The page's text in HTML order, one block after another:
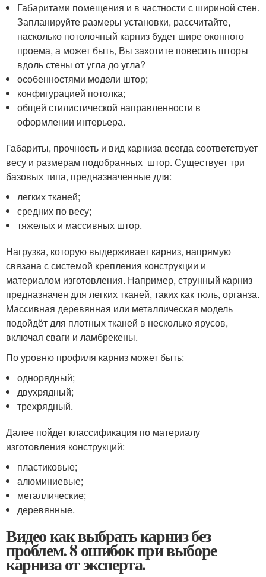
Габаритами помещения и в частности с шириной стен.
Запланируйте размеры установки, рассчитайте,
насколько потолочный карниз будет шире оконного
проема, а может быть, Вы захотите повесить шторы
вдоль стены от угла до угла?
особенностями модели штор;
конфигурацией потолка;
общей стилистической направленности в
оформлении интерьера.
Габариты, прочность и вид карниза всегда соответствует
весу и размерам подобранных штор. Существует три
базовых типа, предназначенные для:
легких тканей;
средних по весу;
тяжелых и массивных штор.
Нагрузка, которую выдерживает карниз, напрямую
связана с системой крепления конструкции и
материалом изготовления. Например, струнный карниз
предназначен для легких тканей, таких как тюль, органза.
Массивная деревянная или металлическая модель
подойдёт для плотных тканей в несколько ярусов,
включая сваги и ламбрекены.
По уровню профиля карниз может быть:
однорядный;
двухрядный;
трехрядный.
Далее пойдет классификация по материалу
изготовления конструкций:
пластиковые;
алюминиевые;
металлические;
деревянные.
Видео как выбрать карниз без
проблем. 8 ошибок при выборе
карниза от эксперта.